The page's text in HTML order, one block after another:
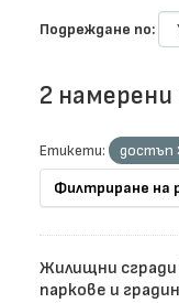
Подреждане по
2
Етикети: достъп
Филтриране на
Жилищни
паркове и